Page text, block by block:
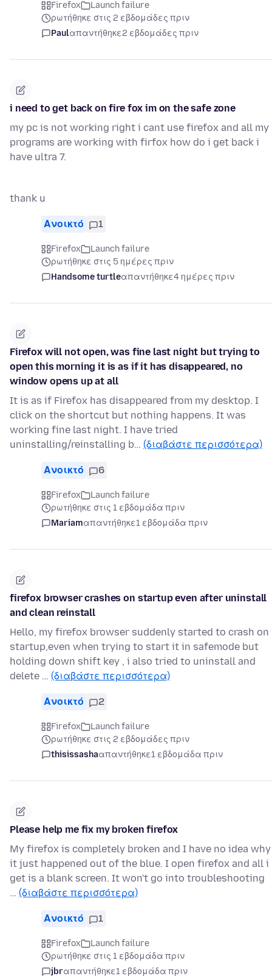
Firefox
Launch failure
ρωτήθηκε στις 2 εβδομάδες πριν
Paulαπαντήθηκε2 εβδομάδες πριν
i need to get back on fire fox im on the safe zone
my pc is not working right i cant use firefox and all my
programs are working with firfox how do i get back i
have ultra 7.
thank u
Ανοικτό 1
Firefox
Launch failure
ρωτήθηκε στις 5 ημέρες πριν
Handsome turtleαπαντήθηκε4 ημέρες πριν
Firefox will not open, was fine last night but trying to
open this morning it is as if it has disappeared, no
window opens up at all
It is as if Firefox has disappeared from my desktop. I
click on the shortcut but nothing happens. It was
working fine last night. I have tried
uninstalling/reinstalling b… (διαβάστε περισσότερα)
Ανοικτό 6
Firefox
Launch failure
ρωτήθηκε στις 1 εβδομάδα πριν
Mariamαπαντήθηκε1 εβδομάδα πριν
firefox browser crashes on startup even after uninstall
and clean reinstall
Hello, my firefox browser suddenly started to crash on
startup,even when trying to start it in safemode but
holding down shift key , i also tried to uninstall and
delete … (διαβάστε περισσότερα)
Ανοικτό 2
Firefox
Launch failure
ρωτήθηκε στις 2 εβδομάδες πριν
thisissashaαπαντήθηκε1 εβδομάδα πριν
Please help me fix my broken firefox
My firefox is completely broken and I have no idea why
it just happened out of the blue. I open firefox and all i
get is a blank screen. It won't go into troubleshooting
… (διαβάστε περισσότερα)
Ανοικτό 1
Firefox
Launch failure
ρωτήθηκε στις 1 εβδομάδα πριν
jbrαπαντήθηκε1 εβδομάδα πριν